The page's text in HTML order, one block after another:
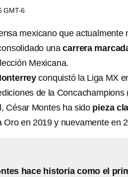
GMT-6
mexicano que actualmente
unacarrera
Mexicana.
conquistó la Liga MX
de la Concachampions
César Montes ha sido pieza
Oro en 2019 y nuevamente en
hace historia como el